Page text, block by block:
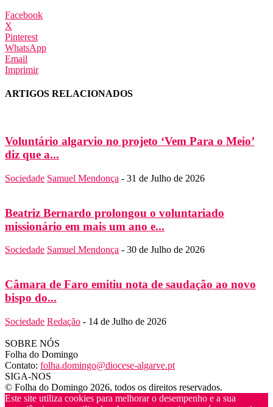
Facebook
X
Pinterest
WhatsApp
Email
Imprimir
ARTIGOS RELACIONADOS
Voluntário algarvio no projeto ‘Vem Para o Meio’
diz que a...
Sociedade Samuel Mendonça - 31 de Julho de 2026
Beatriz Bernardo prolongou o voluntariado
missionário em mais um ano e...
Sociedade Samuel Mendonça - 30 de Julho de 2026
Câmara de Faro emitiu nota de saudação ao novo
bispo do...
Sociedade Redação - 14 de Julho de 2026
SOBRE NÓS
Folha do Domingo
Contato: folha.domingo@diocese-algarve.pt
SIGA-NOS
© Folha do Domingo 2026, todos os direitos reservados.
Este site utiliza cookies para melhorar o desempenho e a sua